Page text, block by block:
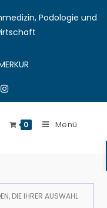
Podologie und
0 Menü
DIE IHRER AUSWAHL